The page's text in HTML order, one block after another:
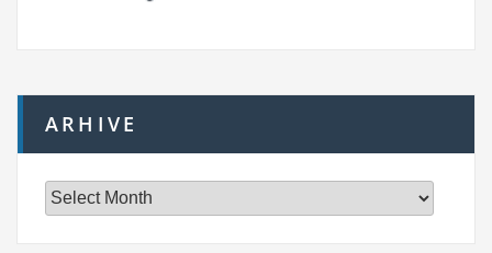
ARHIVE